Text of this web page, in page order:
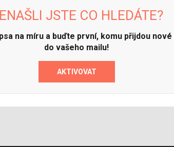
JSTE CO HLEDÁTE?
na míru a buďte první, komu přijdou nové
do vašeho mailu!
AKTIVOVAT